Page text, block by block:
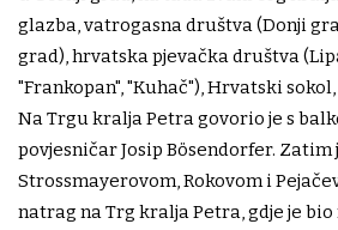
glazba, vatrogasna društva (Donji
grad), hrvatska pjevačka društva
"Frankopan", "Kuhač"), Hrvatski
Na Trgu kralja Petra govorio je s
povjesničar Josip Bösendorfer.
Strossmayerovom, Rokovom i
natrag na Trg kralja Petra, gdje je bio